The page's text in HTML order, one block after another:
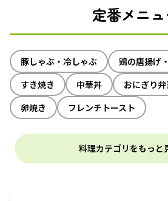
定番メニュ
豚しゃぶ・冷しゃぶ
鶏の唐揚げ
すき焼き
中華丼 おにぎり弁
卵焼き
フレンチトースト
料理カテゴリをもっと